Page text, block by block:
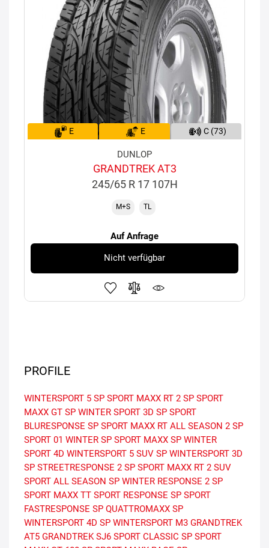
E E C (73)
DUNLOP
GRANDTREK AT3
245/65 R 17 107H
M+S TL
Auf Anfrage
Nicht verfügbar
PROFILE
WINTERSPORT 5 SP SPORT MAXX RT 2 SP SPORT
MAXX GT SP WINTER SPORT 3D SP SPORT
BLURESPONSE SP SPORT MAXX RT ALL SEASON 2 SP
SPORT 01 WINTER SP SPORT MAXX SP WINTER
SPORT 4D WINTERSPORT 5 SUV SP WINTERSPORT 3D
SP STREETRESPONSE 2 SP SPORT MAXX RT 2 SUV
SPORT ALL SEASON SP WINTER RESPONSE 2 SP
SPORT MAXX TT SPORT RESPONSE SP SPORT
FASTRESPONSE SP QUATTROMAXX SP
WINTERSPORT 4D SP WINTERSPORT M3 GRANDTREK
AT5 GRANDTREK SJ6 SPORT CLASSIC SP SPORT